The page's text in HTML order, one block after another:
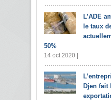
L’ADE
le taux
50%
14 oct 2020 |
Djen fait